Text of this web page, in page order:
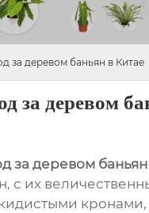
за деревом баньян в Китае
за деревом
за деревом баньян
с их
кронами,